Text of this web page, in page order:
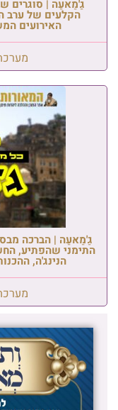
גַ'מַאעַה | סוגרים
הקלעים של ערב
האירועים
גַ'מַאעַה | הברכה
התימני שהפתיע,
הנינג'ה, ההכנות